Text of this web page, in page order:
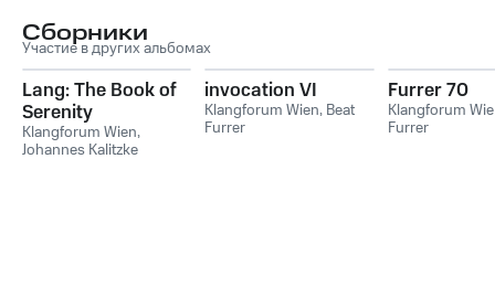
Сборники
Участие в других альбомах
Lang: The Book of
Serenity
Klangforum Wien,
Johannes Kalitzke
invocation VI
Klangforum Wien, Beat
Furrer
Furrer 70
Klangforum
Furrer